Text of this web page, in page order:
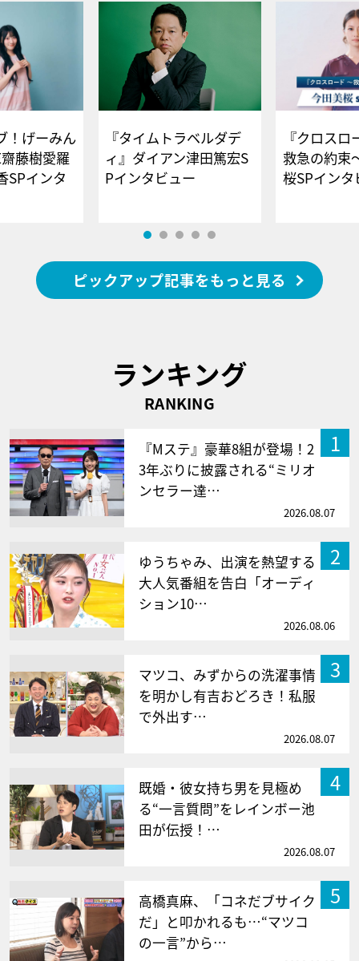
！げーみん
藤樹愛羅
SPインタ
『タイムトラベルダデ
ィ』ダイアン津田篤宏S
Pインタビュー
『クロス
救急の約束
桜SPイ
ピックアップ記事をもっと見る
ランキング
RANKING
1
『Mステ』豪華8組が登場！2
3年ぶりに披露される“ミリオ
ンセラー達…
2026.08.07
2
ゆうちゃみ、出演を熱望する
大人気番組を告白「オーディ
ション10…
2026.08.06
3
マツコ、みずからの洗濯事情
を明かし有吉おどろき！私服
で外出す…
2026.08.07
4
既婚・彼女持ち男を見極め
る“一言質問”をレインボー池
田が伝授！…
2026.08.07
5
高橋真麻、「コネだブサイク
だ」と叩かれるも…“マツコ
の一言”から…